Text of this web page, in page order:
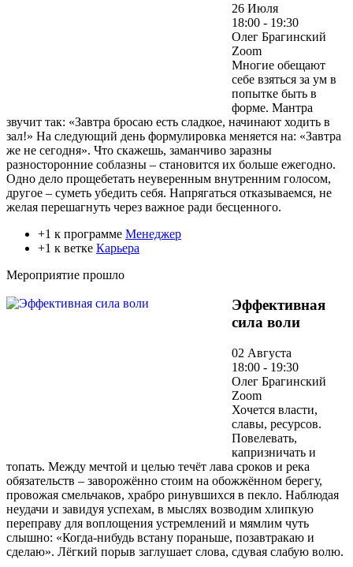
26 Июля
18:00 - 19:30
Олег Брагинский
Zoom
Многие обещают
себе взяться за ум в
попытке быть в
форме. Мантра
звучит так: «Завтра бросаю есть сладкое, начинают ходить в
зал!» На следующий день формулировка меняется на: «Завтра
же не сегодня». Что скажешь, заманчиво заразны
разносторонние соблазны – становится их больше ежегодно.
Одно дело прощебетать неуверенным внутренним голосом,
другое – суметь убедить себя. Напрягаться отказываемся, не
желая перешагнуть через важное ради бесценного.
+1 к программе Менеджер
+1 к ветке Карьера
Мероприятие прошло
Эффективная
сила воли
02 Августа
18:00 - 19:30
Олег Брагинский
Zoom
Хочется власти,
славы, ресурсов.
Повелевать,
капризничать и
топать. Между мечтой и целью течёт лава сроков и река
обязательств – заворожённо стоим на обожжённом берегу,
провожая смельчаков, храбро ринувшихся в пекло. Наблюдая
неудачи и завидуя успехам, в мыслях возводим хлипкую
переправу для воплощения устремлений и мямлим чуть
слышно: «Когда-нибудь встану пораньше, позавтракаю и
сделаю». Лёгкий порыв заглушает слова, сдувая слабую волю.